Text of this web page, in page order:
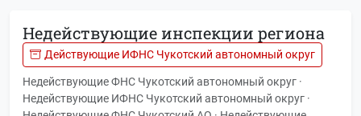
Недействующие инспекции региона
Действующие ИФНС Чукотский автономный округ
Недействующие ФНС Чукотский автономный округ ·
Недействующие ИФНС Чукотский автономный округ ·